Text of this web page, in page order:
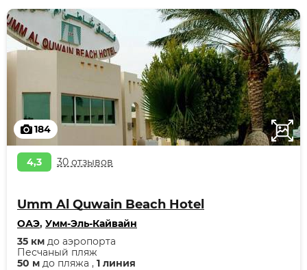
184
4,3 30 отзывов
Umm Al Quwain Beach Hotel
ОАЭ, Умм-Эль-Кайвайн
50 м до пляжа , 1 линия
Песчаный пляж
35 км до аэропорта